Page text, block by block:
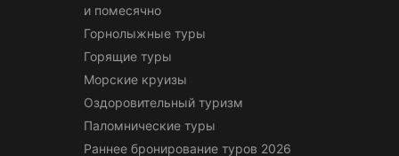
и помесячно
Горнолыжные туры
Горящие туры
Морские круизы
Оздоровительный туризм
Паломнические туры
Раннее бронирование туров 2026